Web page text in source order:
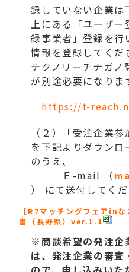
録していない企業は
上にある「ユーザー
録事業者」登録を行
情報を登録してくだ
テクノリーチナガ
が別途必要になりま
https://t-
（２）「受注企業
を下記よりダウンロ
のうえ、
Ｅ-mail （
） にて送付してくだ
【R7マッチングフェアin
書（長野県）ver.1.1
※商談希望の発注企
は、発注企業の審査